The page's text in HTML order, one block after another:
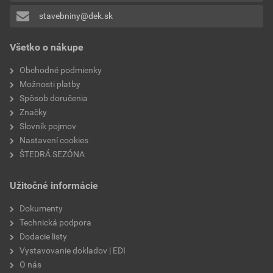
teplota spracovania
Pridávať hodnotenie môže iba prihlásený užívateľ.
Všetko o nákupe
Obchodné podmienky
Možnosti platby
Spôsob doručenia
Značky
Slovník pojmov
Nastavení cookies
ŠTEDRÁ SEZÓNA
Užitočné informácie
Dokumenty
Technická podpora
Dodacie listy
Vystavovanie dokladov | EDI
O nás
stavebniny@dek.sk